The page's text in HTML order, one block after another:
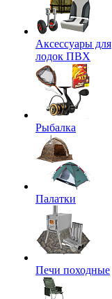
Аксессуары для
лодок ПВХ
Рыбалка
Палатки
Печи походные